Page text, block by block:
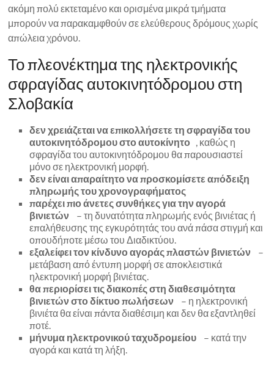
ακόμη πολύ εκτεταμένο και ορισμένα μικρά τμήματα
μπορούν να παρακαμφθούν σε ελεύθερους δρόμους χωρίς
απώλεια χρόνου.
Το πλεονέκτημα της ηλεκτρονικής
σφραγίδας αυτοκινητόδρομου στη
Σλοβακία
δεν χρειάζεται να επικολλήσετε τη σφραγίδα του
αυτοκινητόδρομου στο αυτοκίνητο , καθώς η
σφραγίδα του αυτοκινητόδρομου θα παρουσιαστεί
μόνο σε ηλεκτρονική μορφή.
δεν είναι απαραίτητο να προσκομίσετε απόδειξη
πληρωμής του χρονογραφήματος
παρέχει πιο άνετες συνθήκες για την αγορά
βινιετών – τη δυνατότητα πληρωμής ενός βινιέτας ή
επαλήθευσης της εγκυρότητάς του ανά πάσα στιγμή και
οπουδήποτε μέσω του Διαδικτύου.
εξαλείφει τον κίνδυνο αγοράς πλαστών βινιετών –
μετάβαση από έντυπη μορφή σε αποκλειστικά
ηλεκτρονική μορφή βινιέτας.
θα περιορίσει τις διακοπές στη διαθεσιμότητα
βινιετών στο δίκτυο πωλήσεων – η ηλεκτρονική
βινιέτα θα είναι πάντα διαθέσιμη και δεν θα εξαντληθεί
ποτέ.
μήνυμα ηλεκτρονικού ταχυδρομείου – κατά την
αγορά και κατά τη λήξη.